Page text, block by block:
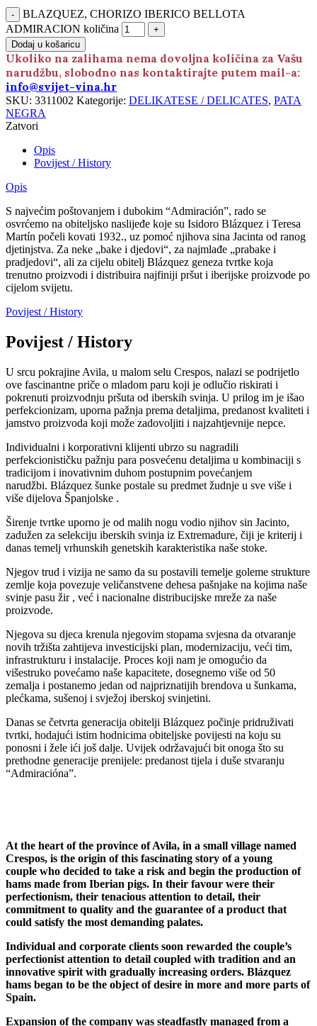
BLAZQUEZ, CHORIZO IBERICO BELLOTA
ADMIRACION količina
Dodaj u košaricu
Ukoliko na zalihama nema dovoljna količina za Vašu
narudžbu, slobodno nas kontaktirajte putem mail-a:
info@svijet-vina.hr
SKU: 3311002 Kategorije: DELIKATESE / DELICATES, PATA
NEGRA
Zatvori
Opis
Povijest / History
Opis
S najvećim poštovanjem i dubokim “Admiración”, rado se
osvrćemo na obiteljsko naslijeđe koje su Isidoro Blázquez i Teresa
Martín počeli kovati 1932., uz pomoć njihova sina Jacinta od ranog
djetinjstva. Za neke „bake i djedovi“, za najmlađe „prabake i
pradjedovi“, ali za cijelu obitelj Blázquez geneza tvrtke koja
trenutno proizvodi i distribuira najfiniji pršut i iberijske proizvode po
cijelom svijetu.
Povijest / History
Povijest / History
U srcu pokrajine Avila, u malom selu Crespos, nalazi se podrijetlo
ove fascinantne priče o mladom paru koji je odlučio riskirati i
pokrenuti proizvodnju pršuta od iberskih svinja. U prilog im je išao
perfekcionizam, uporna pažnja prema detaljima, predanost kvaliteti i
jamstvo proizvoda koji može zadovoljiti i najzahtjevnije nepce.
Individualni i korporativni klijenti ubrzo su nagradili
perfekcionističku pažnju para posvećenu detaljima u kombinaciji s
tradicijom i inovativnim duhom postupnim povećanjem
narudžbi. Blázquez šunke postale su predmet žudnje u sve više i
više dijelova Španjolske .
Širenje tvrtke uporno je od malih nogu vodio njihov sin Jacinto,
zadužen za selekciju iberskih svinja iz Extremadure, čiji je kriterij i
danas temelj vrhunskih genetskih karakteristika naše stoke.
Njegov trud i vizija ne samo da su postavili temelje goleme strukture
zemlje koja povezuje veličanstvene dehesa pašnjake na kojima naše
svinje pasu žir , već i nacionalne distribucijske mreže za naše
proizvode.
Njegova su djeca krenula njegovim stopama svjesna da otvaranje
novih tržišta zahtijeva investicijski plan, modernizaciju, veći tim,
infrastrukturu i instalacije. Proces koji nam je omogućio da
višestruko povećamo naše kapacitete, dosegnemo više od 50
zemalja i postanemo jedan od najpriznatijih brendova u šunkama,
plećkama, sušenoj i svježoj iberskoj svinjetini.
Danas se četvrta generacija obitelji Blázquez počinje pridruživati ​​
tvrtki, hodajući istim hodnicima obiteljske povijesti na koju su
ponosni i žele ići još dalje. Uvijek održavajući bit onoga što su
prethodne generacije prenijele: predanost tijela i duše stvaranju
“Admiracióna”.
At the heart of the province of Avila, in a small village named
Crespos, is the origin of this fascinating story of a young
couple who decided to take a risk and begin the production of
hams made from Iberian pigs. In their favour were their
perfectionism, their tenacious attention to detail, their
commitment to quality and the guarantee of a product that
could satisfy the most demanding palates.
Individual and corporate clients soon rewarded the couple’s
perfectionist attention to detail coupled with tradition and an
innovative spirit with gradually increasing orders. Blázquez
hams began to be the object of desire in more and more parts of
Spain.
Expansion of the company was steadfastly managed from a